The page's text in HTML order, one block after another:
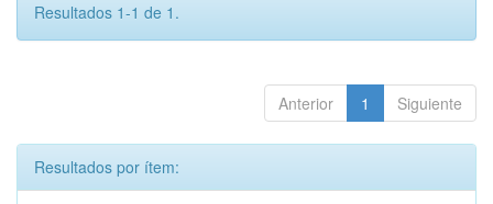
Resultados 1-1 de 1.
Anterior 1 Siguiente
Resultados por ítem: